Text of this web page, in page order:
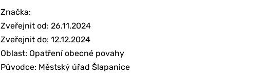
Značka:
Zveřejnit od: 26.11.2024
Zveřejnit do: 12.12.2024
Oblast: Opatření obecné povahy
Původce: Městský úřad Šlapanice